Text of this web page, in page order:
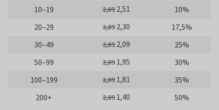
10–19
2,89 2,51
10%
20–29
2,89 2,30
17,5%
30–49
2,89 2,09
25%
50–99
2,89 1,95
30%
100–199
2,89 1,81
35%
200+
2,89 1,40 50%